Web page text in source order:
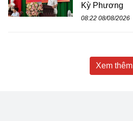
Kỳ Phương
08:22 08/08/2026
Xem thêm